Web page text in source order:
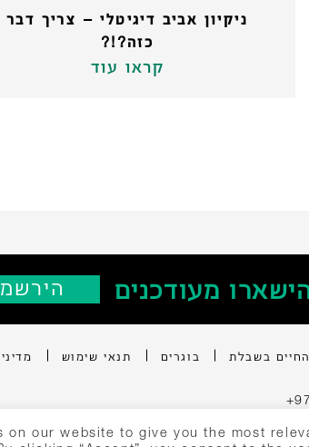
ניקיון אביב דיגיטלי – צריך דבר
כזה?!?
קראו עוד
מעודכנים
החיים בשבלת בוגרים תנאי שימוש
on our website to give you the most